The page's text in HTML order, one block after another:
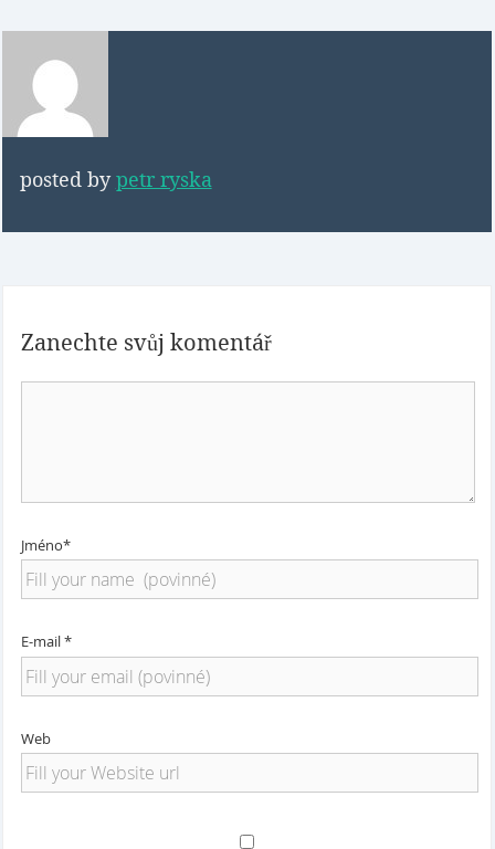
posted bypetr ryska
Zanechte svůj komentář
Jméno*
E-mail *
Web